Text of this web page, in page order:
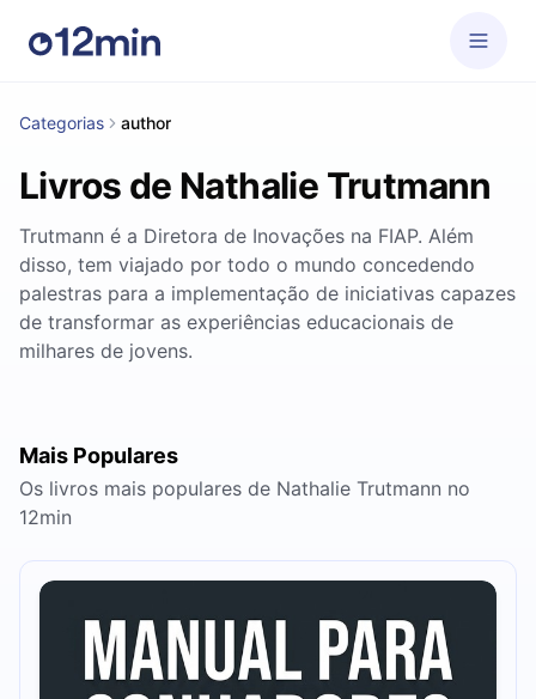
Categorias author
Livros de Nathalie Trutmann
Trutmann é a Diretora de Inovações na FIAP. Além
disso, tem viajado por todo o mundo concedendo
palestras para a implementação de iniciativas capazes
de transformar as experiências educacionais de
milhares de jovens.
Mais Populares
Os livros mais populares de Nathalie Trutmann no
12min